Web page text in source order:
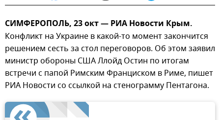
СИМФЕРОПОЛЬ, 23 окт — РИА Новости Крым.
Конфликт на Украине в какой-то момент закончится
решением сесть за стол переговоров. Об этом заявил
министр обороны США Ллойд Остин по итогам
встречи с папой Римским Франциском в Риме, пишет
РИА Новости со ссылкой на стенограмму Пентагона.